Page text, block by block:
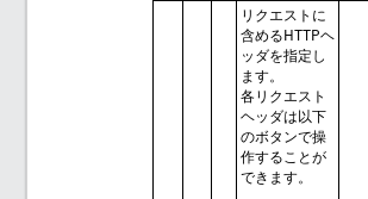
リクエストに
含めるHTTPヘ
ッダを指定し
ます。
各リクエスト
ヘッダは以下
のボタンで操
作することが
できます。